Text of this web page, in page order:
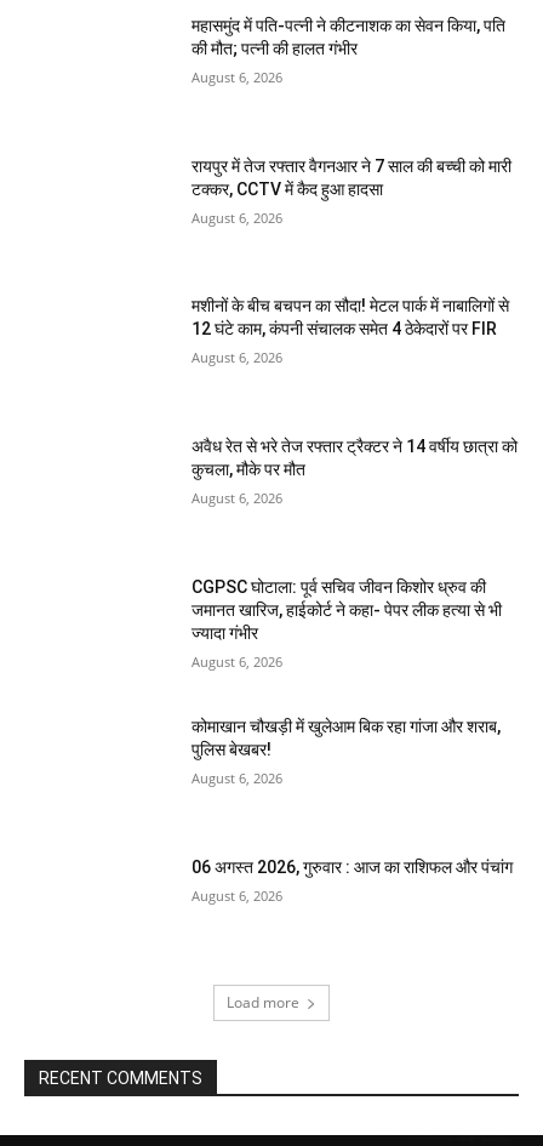
महासमुंद में पति-पत्नी ने कीटनाशक का सेवन किया, पति
की मौत; पत्नी की हालत गंभीर
August 6, 2026
रायपुर में तेज रफ्तार वैगनआर ने 7 साल की बच्ची को मारी
टक्कर, CCTV में कैद हुआ हादसा
August 6, 2026
मशीनों के बीच बचपन का सौदा! मेटल पार्क में नाबालिगों से
12 घंटे काम, कंपनी संचालक समेत 4 ठेकेदारों पर FIR
August 6, 2026
अवैध रेत से भरे तेज रफ्तार ट्रैक्टर ने 14 वर्षीय छात्रा को
कुचला, मौके पर मौत
August 6, 2026
CGPSC घोटाला: पूर्व सचिव जीवन किशोर ध्रुव की
जमानत खारिज, हाईकोर्ट ने कहा- पेपर लीक हत्या से भी
ज्यादा गंभीर
August 6, 2026
कोमाखान चौखड़ी में खुलेआम बिक रहा गांजा और शराब,
पुलिस बेखबर!
August 6, 2026
06 अगस्त 2026, गुरुवार : आज का राशिफल और पंचांग
August 6, 2026
Load more
RECENT COMMENTS